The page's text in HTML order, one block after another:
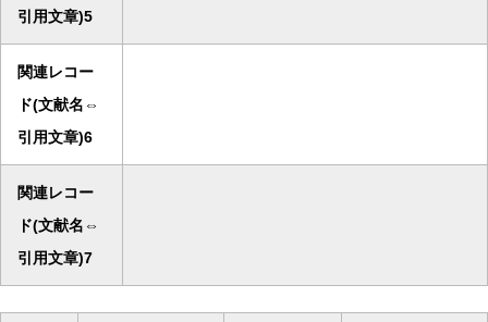
引用文章)5
関連レコー
ド(文献名⇔
引用文章)6
関連レコー
ド(文献名⇔
引用文章)7